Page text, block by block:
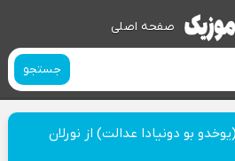
صفحه اصلی
جستجو
بو دونیادا عدالت) از نورلان